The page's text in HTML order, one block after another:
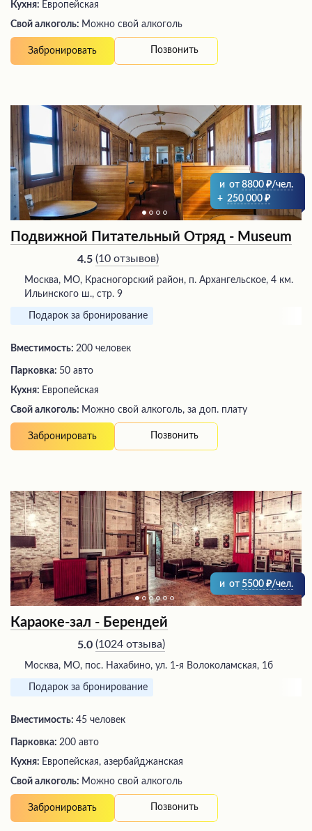
Кухня: Европейская
Свой алкоголь: Можно свой алкоголь
Забронировать Позвонить
и от 8800
/чел.
+ 250 000
Подвижной Питательный Отряд - Museum
4.5 (10 отзывов)
Москва, МО, Красногорский район, п. Архангельское, 4 км.
Ильинского ш., стр. 9
Подарок за бронирование
Вместимость: 200 человек
Парковка: 50 авто
Кухня: Европейская
Свой алкоголь: Можно свой алкоголь, за доп. плату
Забронировать Позвонить
и от 5500 /чел.
Караоке-зал - Берендей
5.0 (1024 отзыва)
Москва, МО, пос. Нахабино, ул. 1-я Волоколамская, 1б
Подарок за бронирование
Вместимость: 45 человек
Парковка: 200 авто
Кухня: Европейская, азербайджанская
Свой алкоголь: Можно свой алкоголь
Забронировать Позвонить